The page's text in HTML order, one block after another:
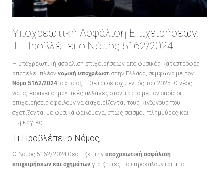
Υποχρεωτική Ασφάλιση Επιχειρήσεων:
Τι Προβλέπει ο Νόμος 5162/2024
Η υποχρεωτική ασφάλιση επιχειρήσεων από φυσικές καταστροφές
αποτελεί πλέον νομική υποχρέωση στην Ελλάδα, σύμφωνα με τον
Νόμο 5162/2024, ο οποίος τίθεται σε ισχύ εντός του 2025. Ο νέος
νόμος εισάγει σημαντικές αλλαγές στον τρόπο με τον οποίο οι
επιχειρήσεις οφείλουν να διαχειρίζονται τους κινδύνους που
σχετίζονται με φυσικά φαινόμενα, όπως σεισμοί, πλημμύρες και
πυρκαγιές.
Τι Προβλέπει ο Νόμος;
Ο Νόμος 5162/2024 θεσπίζει την υποχρεωτική ασφάλιση
επιχειρήσεων και οχημάτων για ζημιές που προκαλούνται από